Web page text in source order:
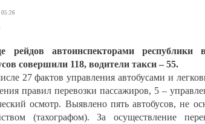
05:26
рейдов автоинспекторами республики
совершили 118, водители такси – 55.
27 фактов управления автобусами и
правил перевозки пассажиров, 5 –
осмотр. Выявлено пять автобусов, не
(тахографом). За осуществление